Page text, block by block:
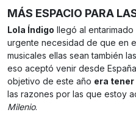
MÁS ESPACIO PARA
Lola Índigo llegó al entarimado
urgente necesidad de que en
musicales ellas sean también
eso aceptó venir desde
objetivo de este año era
las razones por las que estoy
Milenio.